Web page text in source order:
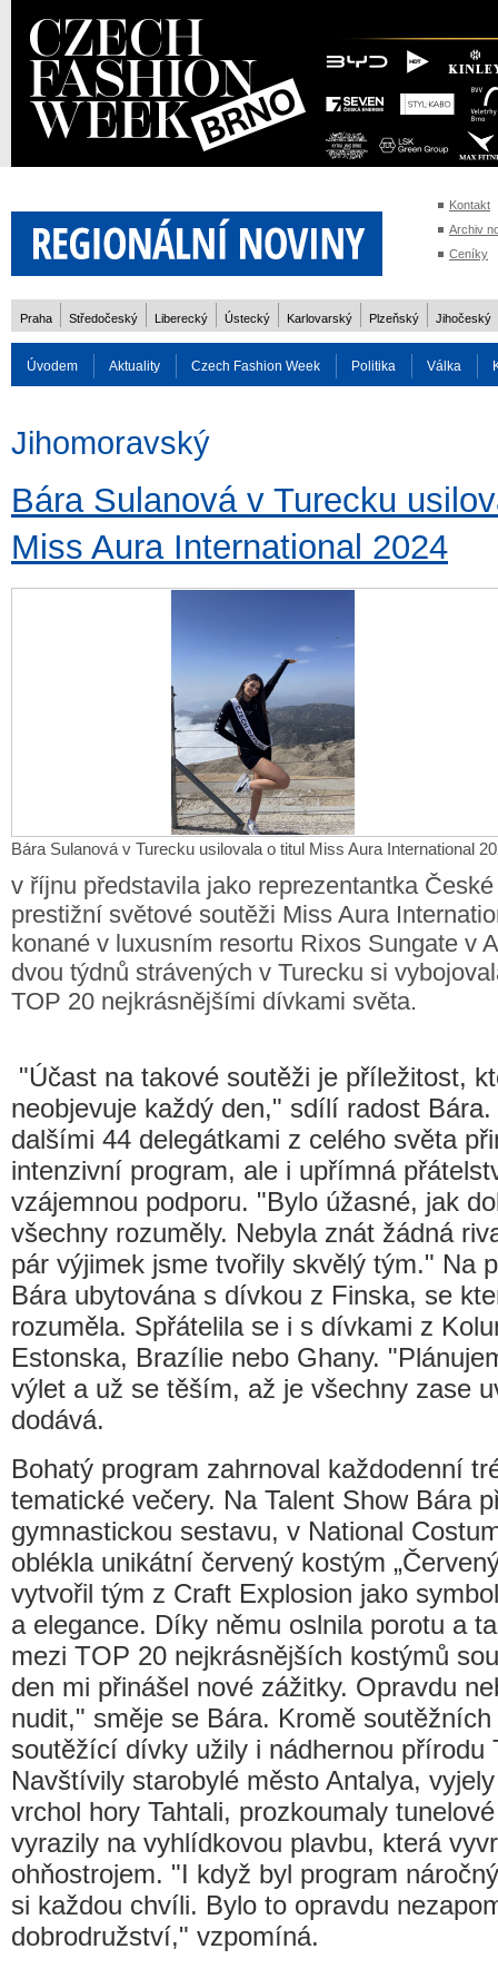
Kontakt
Archiv
Ceníky
Praha Středočeský Liberecký Ústecký Karlovarský Plzeňský Jihočeský
Úvodem Aktuality Czech Fashion Week Politika Válka
Rozhovory
Jihomoravský
Bára Sulanová v Turecku
Miss Aura International 2024
Bára Sulanová v Turecku usilovala o titul Miss Aura International
v říjnu představila jako reprezentantka
prestižní světové soutěži Miss Aura
konané v luxusním resortu Rixos Sungate v
dvou týdnů strávených v Turecku si
TOP 20 nejkrásnějšími dívkami světa.
"Účast na takové soutěži je příležitost,
neobjevuje každý den," sdílí radost
dalšími 44 delegátkami z celého světa
intenzivní program, ale i upřímná
vzájemnou podporu. "Bylo úžasné, jak
všechny rozuměly. Nebyla znát žádná
pár výjimek jsme tvořily skvělý tým." Na
Bára ubytována s dívkou z Finska, se
rozuměla. Spřátelila se i s dívkami z
Estonska, Brazílie nebo Ghany.
výlet a už se těším, až je všechny zase
dodává.
Bohatý program zahrnoval každodenní
tematické večery. Na Talent Show Bára
gymnastickou sestavu, v National
oblékla unikátní červený kostým
vytvořil tým z Craft Explosion jako
a elegance. Díky němu oslnila porotu a
mezi TOP 20 nejkrásnějších kostýmů
den mi přinášel nové zážitky. Opravdu
nudit," směje se Bára. Kromě
soutěžící dívky užily i nádhernou přírodu
Navštívily starobylé město Antalya,
vrchol hory Tahtali, prozkoumaly
vyrazily na vyhlídkovou plavbu, která
ohňostrojem. "I když byl program
si každou chvíli. Bylo to opravdu
dobrodružství," vzpomíná.